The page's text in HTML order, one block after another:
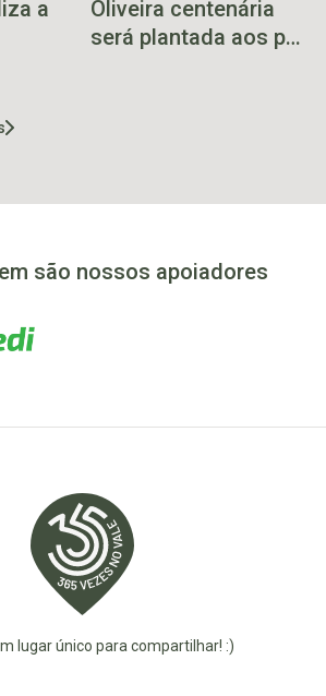
a
Oliveira centenária
será plantada aos pés
são nossos apoiadores
lugar único para compartilhar! :)